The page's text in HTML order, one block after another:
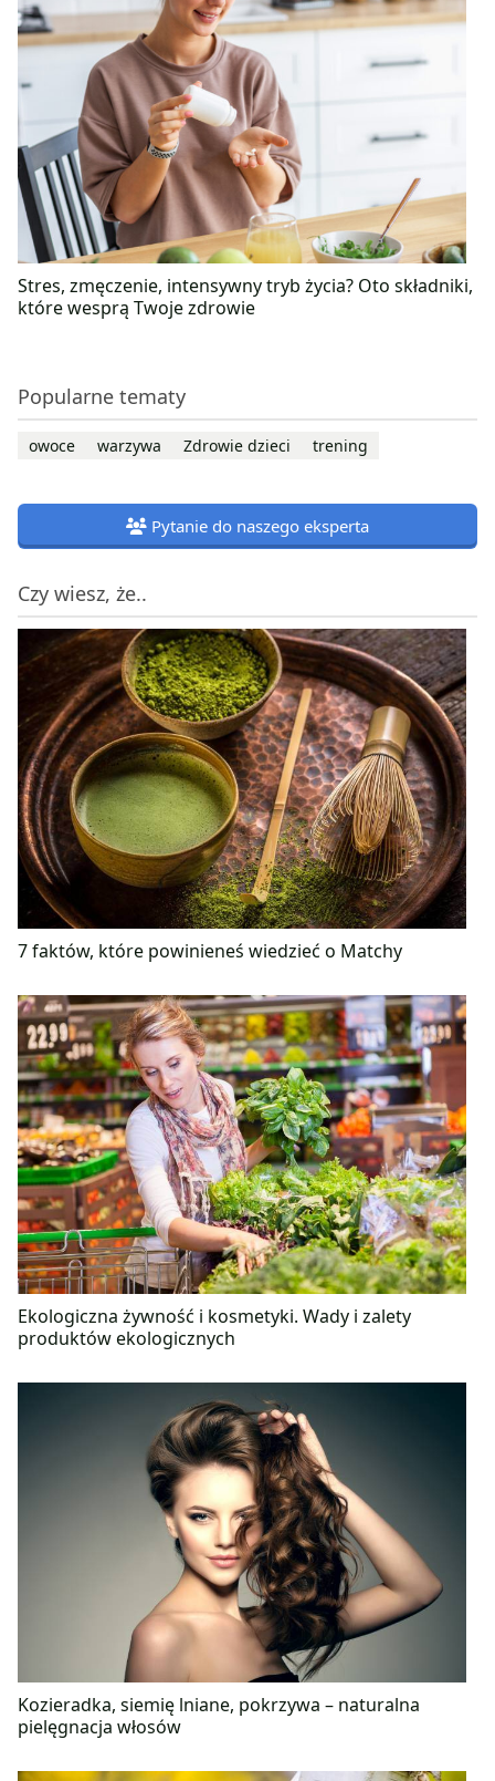
Stres, zmęczenie, intensywny tryb życia? Oto składniki,
które wesprą Twoje zdrowie
Popularne tematy
owoce warzywa Zdrowie dzieci trening
Pytanie do naszego eksperta
Czy wiesz, że..
7 faktów, które powinieneś wiedzieć o Matchy
Ekologiczna żywność i kosmetyki. Wady i zalety
produktów ekologicznych
Kozieradka, siemię lniane, pokrzywa – naturalna
pielęgnacja włosów